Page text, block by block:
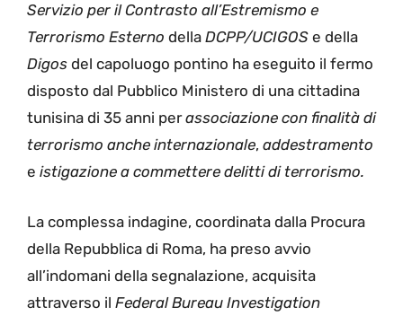
Servizio per il Contrasto all’Estremismo e
Terrorismo Esterno della DCPP/UCIGOS e della
Digos del capoluogo pontino ha eseguito il fermo
disposto dal Pubblico Ministero di una cittadina
tunisina di 35 anni perassociazione con finalità di
terrorismo anche internazionale, addestramento
e istigazione a commettere delitti di terrorismo.
La complessa indagine, coordinata dalla Procura
della Repubblica di Roma, ha preso avvio
all’indomani della segnalazione, acquisita
attraverso il Federal Bureau Investigation